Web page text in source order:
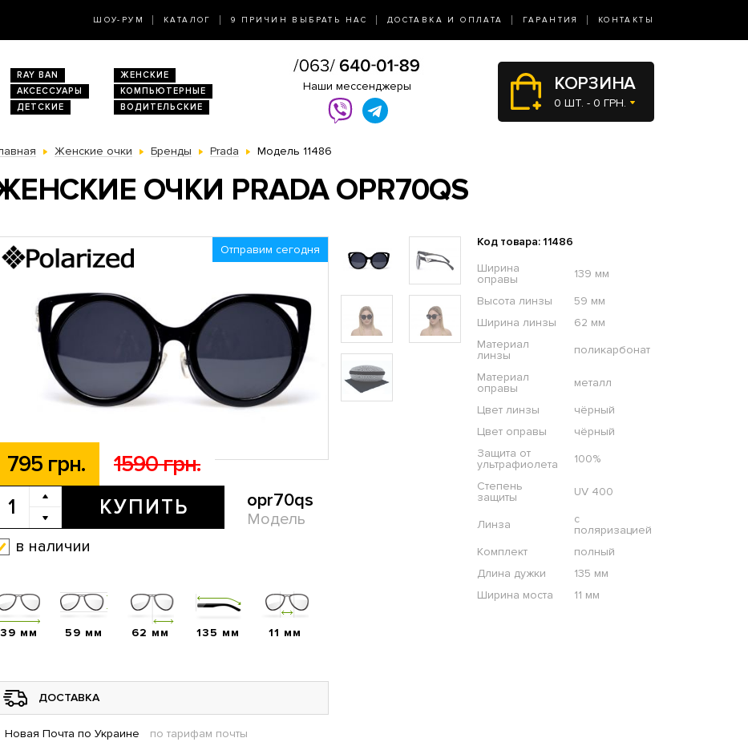
ШОУ-РУМ КАТАЛОГ 9 ПРИЧИН ВЫБРАТЬ НАС ДОСТАВКА И ОПЛАТА ГАРАНТИЯ КОНТАКТЫ
RAY BAN
ЖЕНСКИЕ
АКСЕССУАРЫ
КОМПЬЮТЕРНЫЕ
ДЕТСКИЕ ВОДИТЕЛЬСКИЕ
Наши мессенджеры КОРЗИНА
0 ШТ. - 0 ГРН.
Женские очки Бренды Prada Модель 11486
ОЧКИ PRADA OPR70QS
Отправим сегодня
795 грн. 1590 грн.
КУПИТЬ opr70qs
Модель
в наличии
Код товара: 11486
Ширина
оправы
139 мм
Высота линзы
59 мм
Ширина линзы
62 мм
Материал
линзы
поликарбонат
Материал
оправы
металл
Цвет линзы
чёрный
Цвет оправы
чёрный
Защита от
ультрафиолета
100%
Степень
защиты
UV 400
Линза
с
поляризацией
Комплект
полный
Длина дужки
135 мм
Ширина моста
11 мм
мм 59 мм 62 мм 135 мм 11 мм
ДОСТАВКА
Новая Почта по Украине по тарифам почты